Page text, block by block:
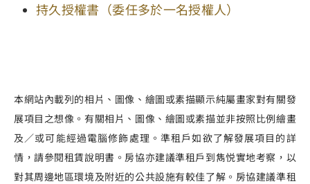
持久授權書（委任多於一名授權人）
本網站內載列的相片、圖像、繪圖或素描顯示純屬畫家對有關發
展項目之想像。有關相片、圖像、繪圖或素描並非按照比例繪畫
及／或可能經過電腦修飾處理。準租戶如欲了解發展項目的詳
情，請參閱租賃說明書。房協亦建議準租戶到雋悦實地考察，以
對其周邊地區環境及附近的公共設施有較佳了解。房協建議準租